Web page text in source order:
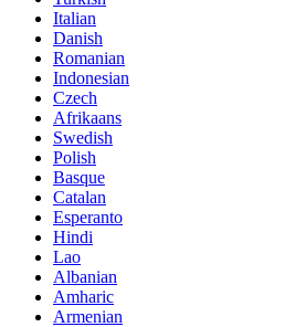
Italian
Danish
Romanian
Indonesian
Czech
Afrikaans
Swedish
Polish
Basque
Catalan
Esperanto
Hindi
Lao
Albanian
Amharic
Armenian